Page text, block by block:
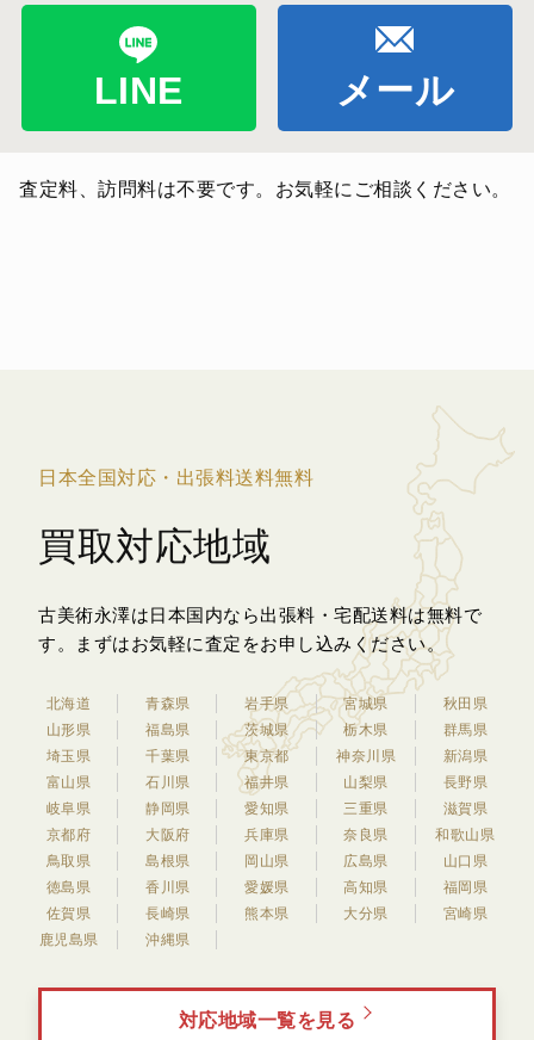
LINE メール
査定料、訪問料は不要です。お気軽にご相談ください。
日本全国対応・出張料送料無料
買取対応地域
古美術永澤は日本国内なら出張料・宅配送料は無料で
す。
まずはお気軽に査定をお申し込みください。
北海道 青森県 岩手県 宮城県
秋田県
山形県
福島県 茨城県 栃木県
群馬県
埼玉県
千葉県 東京都 神奈川県
新潟県
富山県
石川県 福井県 山梨県
長野県
岐阜県
静岡県 愛知県 三重県
滋賀県
京都府
大阪府 兵庫県 奈良県
和歌山県
鳥取県
島根県 岡山県 広島県
山口県
徳島県
香川県 愛媛県 高知県
福岡県
佐賀県
長崎県 熊本県 大分県
宮崎県
鹿児島県
沖縄県
対応地域一覧を見る